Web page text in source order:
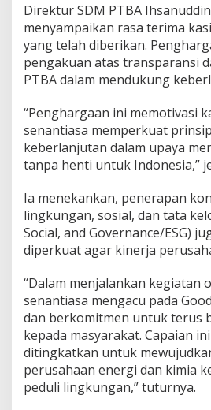
Direktur SDM PTBA
menyampaikan rasa terima
yang telah diberikan.
pengakuan atas transparansi
PTBA dalam mendukung
“Penghargaan ini memotivasi
senantiasa memperkuat
keberlanjutan dalam upaya
tanpa henti untuk Indonesia,”
Ia menekankan, penerapan
lingkungan, sosial, dan tata
Social, and Governance/ESG)
diperkuat agar kinerja
“Dalam menjalankan kegiatan
senantiasa mengacu pada
dan berkomitmen untuk terus
kepada masyarakat. Capaian
ditingkatkan untuk
perusahaan energi dan kimia
peduli lingkungan,” tuturnya.